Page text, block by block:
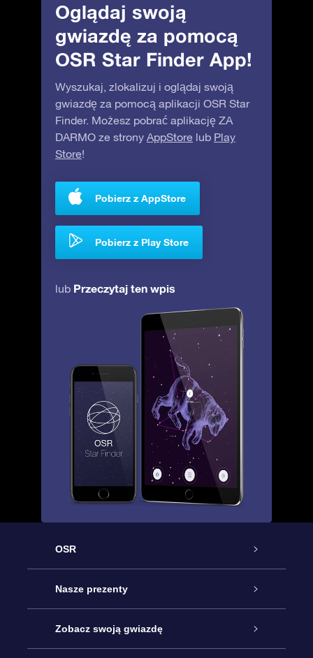
Oglądaj swoją
gwiazdę za pomocą
OSR Star Finder App!
Wyszukaj, zlokalizuj i oglądaj swoją
gwiazdę za pomocą aplikacji OSR Star
Finder. Możesz pobrać aplikację ZA
DARMO ze strony AppStore lub Play
Store!
Pobierz z AppStore
Pobierz z Play Store
lub Przeczytaj ten wpis
OSR
Obsługa
Kontakt
Nasze prezenty
Podarunek Gwiazda Online
Zobacz swoją gwiazdę